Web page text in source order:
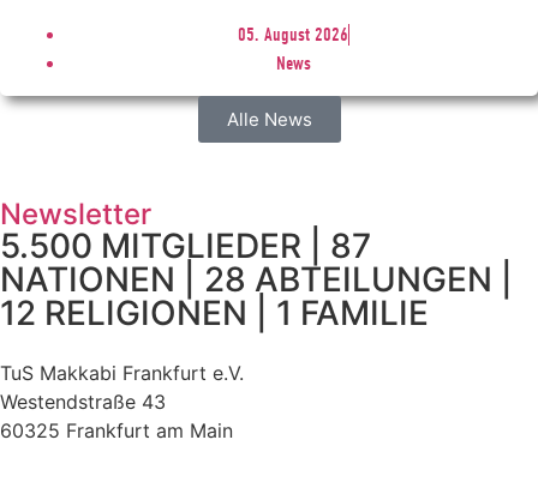
05. August 2026
News
Alle News
Newsletter
5.500 MITGLIEDER | 87
NATIONEN | 28 ABTEILUNGEN |
12 RELIGIONEN | 1 FAMILIE
TuS Makkabi Frankfurt e.V.
Westendstraße 43
60325 Frankfurt am Main